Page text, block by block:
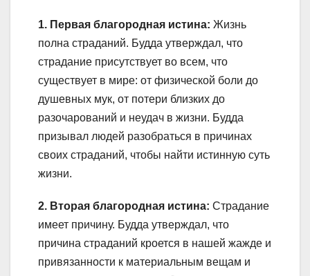
1. Первая благородная истина: Жизнь
полна страданий. Будда утверждал, что
страдание присутствует во всем, что
существует в мире: от физической боли до
душевных мук, от потери близких до
разочарований и неудач в жизни. Будда
призывал людей разобраться в причинах
своих страданий, чтобы найти истинную суть
жизни.
2. Вторая благородная истина: Страдание
имеет причину. Будда утверждал, что
причина страданий кроется в нашей жажде и
привязанности к материальным вещам и